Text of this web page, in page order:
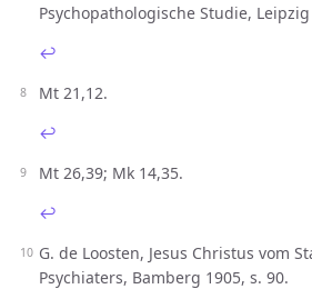
Psychopathologische Studie,
↩︎
Mt 21,12.
↩︎
Mt 26,39; Mk 14,35.
↩︎
G. de Loosten, Jesus Christus vom
Psychiaters, Bamberg 1905, s. 90.